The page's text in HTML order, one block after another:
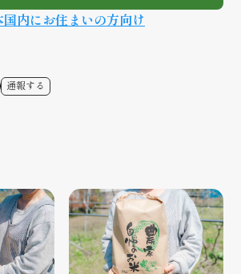
国内にお住まいの方向け
通報する